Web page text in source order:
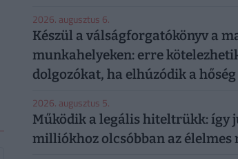
2026. augusztus 6.
Készül a válságforgatókönyv a
munkahelyeken: erre
dolgozókat, ha elhúzódik a hőség
2026. augusztus 5.
Működik a legális hiteltrükk: így
milliókhoz olcsóbban az élelmes